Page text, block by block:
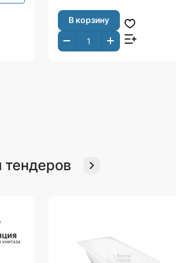
В корзину
тендеров